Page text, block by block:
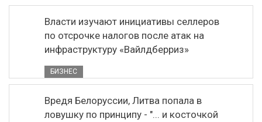
Власти изучают инициативы селлеров
по отсрочке налогов после атак на
инфраструктуру «Вайлдберриз»
БИЗНЕС
Вредя Белоруссии, Литва попала в
ловушку по принципу - "... и косточкой